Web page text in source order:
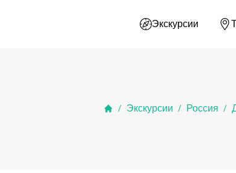
Экскурсии
/ Экскурсии / Россия /